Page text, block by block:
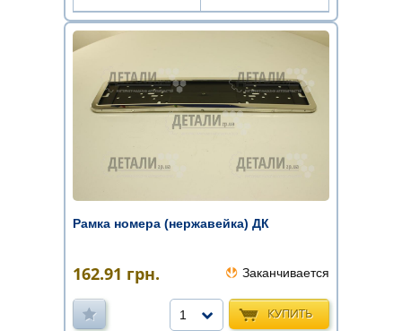
Рамка номера (нержавейка) ДК
162.91 грн. Заканчивается
КУПИТЬ
1